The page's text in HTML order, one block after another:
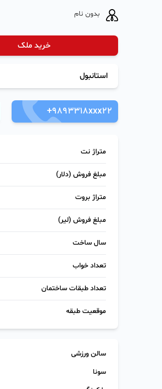
بدون نام
خرید ملک
استانبول
+9893318xxx22
متراژ نت
مبلغ فروش (دلار)
متراژ بروت
مبلغ فروش (لیر)
سال ساخت
تعداد خواب
تعداد طبقات ساختمان
موقعیت طبقه
سالن ورزشی
سونا